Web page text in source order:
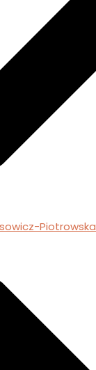
Piotrowska